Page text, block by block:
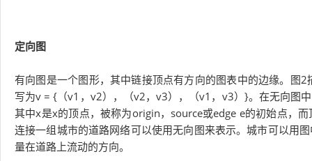
定向图
有向图是一个图形，其中链接顶点有方向的图表中的边缘。图
写为v = {（v1，v2），（v2，v3），（v1，v3）}。在无向图
其中x是x的顶点，被称为origin，source或edge e的初始点，
连接一组城市的道路网络可以使用无向图来表示。城市可以用
量在道路上流动的方向。